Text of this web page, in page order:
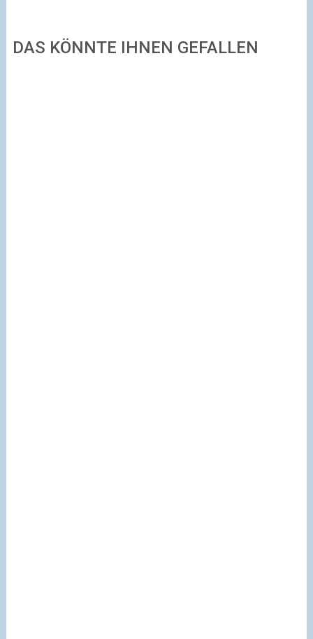
DAS KÖNNTE IHNEN GEFALLEN